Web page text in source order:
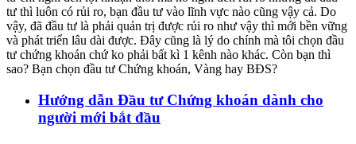
tư thì luôn có rủi ro, bạn đầu tư vào lĩnh vực nào cũng vậy cả. Do
vậy, đã đầu tư là phải quản trị được rủi ro như vậy thì mới bền vững
và phát triển lâu dài được. Đây cũng là lý do chính mà tôi chọn đầu
tư chứng khoán chứ ko phải bất kì 1 kênh nào khác. Còn bạn thì
sao? Bạn chọn đầu tư Chứng khoán, Vàng hay BĐS?
Hướng dẫn Đầu tư Chứng khoán dành cho
người mới bắt đầu